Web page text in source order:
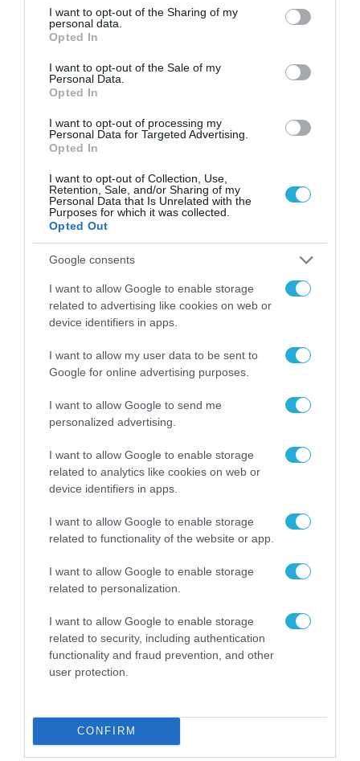
not limited to your visit or usage behaviour. You may click to
grant or deny consent to Google and its third-party tags to
use your data for below specified purposes in below Google
consent section.
I want to opt-out of the Sharing of my
personal data.
Opted In
I want to opt-out of the Sale of my
Personal Data.
Opted In
I want to opt-out of processing my
Personal Data for Targeted Advertising.
Opted In
I want to opt-out of Collection, Use,
Retention, Sale, and/or Sharing of my
Personal Data that Is Unrelated with the
Purposes for which it was collected.
Opted Out
Google consents
I want to allow Google to enable storage
related to advertising like cookies on web or
device identifiers in apps.
I want to allow my user data to be sent to
Google for online advertising purposes.
I want to allow Google to send me
personalized advertising.
I want to allow Google to enable storage
related to analytics like cookies on web or
device identifiers in apps.
I want to allow Google to enable storage
related to functionality of the website or app.
I want to allow Google to enable storage
related to personalization.
I want to allow Google to enable storage
related to security, including authentication
functionality and fraud prevention, and other
user protection.
CONFIRM
Στο σημείο βρίσκεται σε εξέλιξη μεγάλη αστυνομική
και πυροσβεστική επιχείρηση και έχει αποκλειστεί
μεγάλη περιοχή
02.12.2023 | 20:51
Αεροσκάφη VIP με προορισμό το σύνοδο
για την υπερθέρμανση του πλανήτη…
Οι ιδιοκτήτες τους δεν μπόρεσαν να παρευρεθούν
λόγω… ψύχους
FOCUS ON
07.08.2026 | 23:02
Ρωσική επίθεση προκάλεσε